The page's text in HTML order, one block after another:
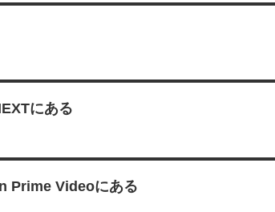
にある
Prime Videoにある